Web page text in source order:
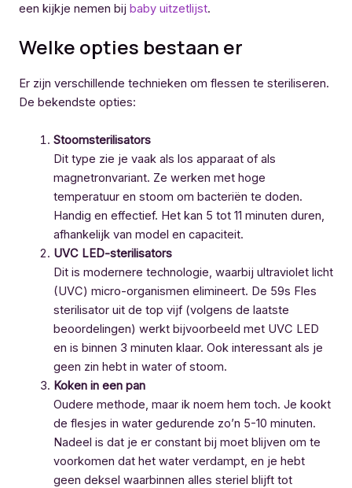
een kijkje nemen bij baby uitzetlijst.
Welke opties bestaan er
Er zijn verschillende technieken om flessen te steriliseren.
De bekendste opties:
Stoomsterilisators
Dit type zie je vaak als los apparaat of als
magnetronvariant. Ze werken met hoge
temperatuur en stoom om bacteriën te doden.
Handig en effectief. Het kan 5 tot 11 minuten duren,
afhankelijk van model en capaciteit.
UVC LED-sterilisators
Dit is modernere technologie, waarbij ultraviolet licht
(UVC) micro-organismen elimineert. De 59s Fles
sterilisator uit de top vijf (volgens de laatste
beoordelingen) werkt bijvoorbeeld met UVC LED
en is binnen 3 minuten klaar. Ook interessant als je
geen zin hebt in water of stoom.
Koken in een pan
Oudere methode, maar ik noem hem toch. Je kookt
de flesjes in water gedurende zo’n 5-10 minuten.
Nadeel is dat je er constant bij moet blijven om te
voorkomen dat het water verdampt, en je hebt
geen deksel waarbinnen alles steriel blijft tot